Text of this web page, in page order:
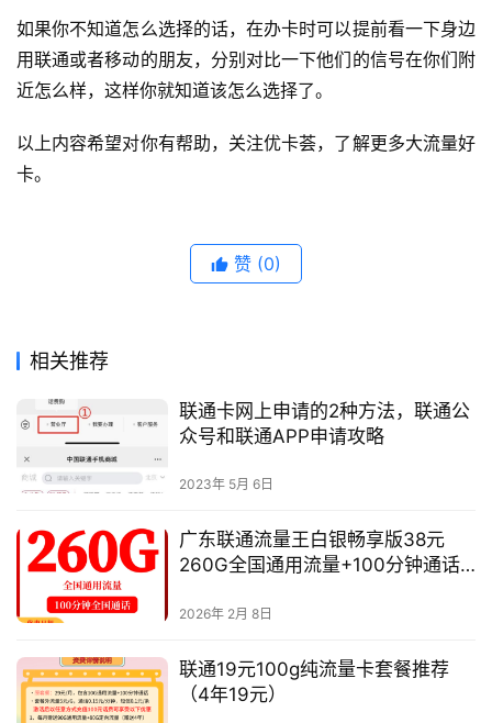
套
餐
通
套
门
文
章
手
机
讯
如果你不知道怎么选择的话，在办卡时可以提前看一下身边
用联通或者移动的朋友，分别对比一下他们的信号在你们附
近怎么样，这样你就知道该怎么选择了。
以上内容希望对你有帮助，关注优卡荟，了解更多大流量好
卡。
赞 (0)
相关推荐
联通卡网上申请的2种方法，联通公
众号和联通APP申请攻略
2023年 5月 6日
广东联通流量王白银畅享版38元
260G全国通用流量+100分钟通话
2026年 2月 8日
联通19元100g纯流量卡套餐推荐
（4年19元）